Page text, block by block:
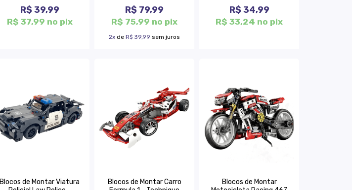
R$ 39,99
R$ 37,99 no pix
R$ 79,99
R$ 75,99 no pix
2x deR$ 39,99 sem juros
R$ 34,99
R$ 33,24 no pix
Blocos de Montar Viatura
Blocos de Montar Carro
Blocos de Montar